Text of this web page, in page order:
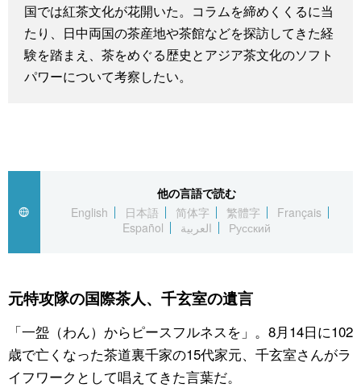
Images
People
公式SNS
国では紅茶文化が花開いた。コラムを締めくくるに当
たり、日中両国の茶産地や茶館などを探訪してきた経
験を踏まえ、茶をめぐる歴史とアジア茶文化のソフト
パワーについて考察したい。
他の言語で読む
English
日本語 简体字 繁體字
Français
Español
العربية Русский
元特攻隊の国際茶人、千玄室の遺言
「一盌（わん）からピースフルネスを」。8月14日に102
歳で亡くなった茶道裏千家の15代家元、千玄室さんがラ
イフワークとして唱えてきた言葉だ。